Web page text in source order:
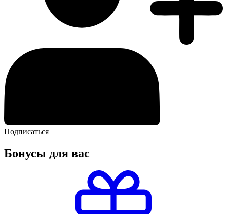
Подписаться
Бонусы для вас